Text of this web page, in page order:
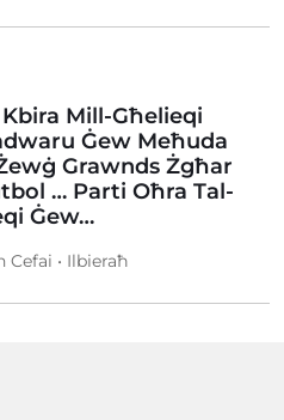
Mill-Għelieqi
Ġew Meħuda
Grawnds Żgħar
… Parti Oħra Tal-
Ġew…
Cefai • Ilbieraħ